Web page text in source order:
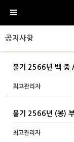
공지사항
불기 2566년 백 중
최고관리자
불기 2566년 (봉)
최고관리자